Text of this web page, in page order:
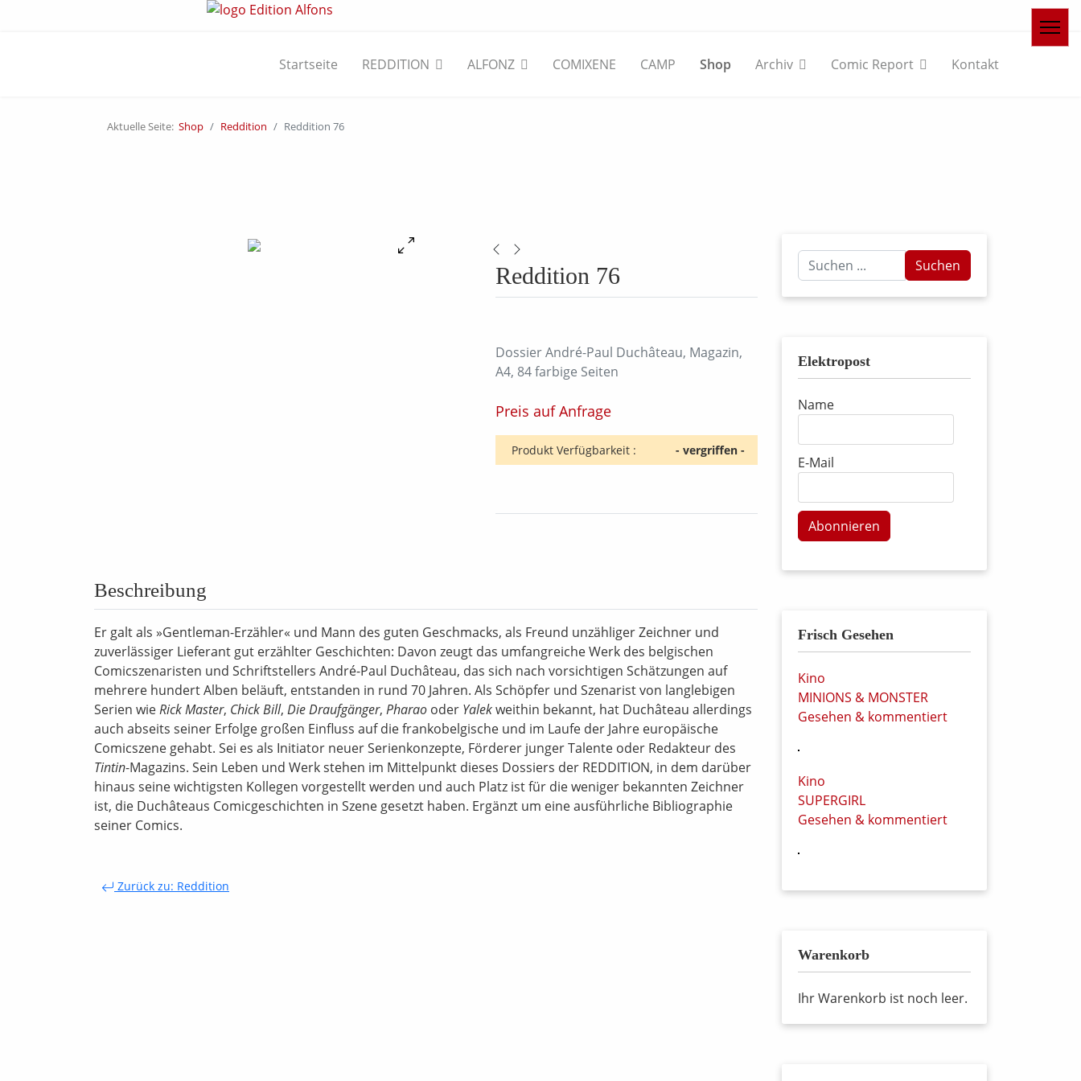
Startseite REDDITION ALFONZ COMIXENE CAMP Shop Archiv Comic Report Kontakt
Aktuelle Seite: Shop Reddition Reddition 76
Reddition 76
Dossier André-Paul Duchâteau, Magazin,
A4, 84 farbige Seiten
Preis auf Anfrage
Produkt Verfügbarkeit : - vergriffen -
Beschreibung
Er galt als »Gentleman-Erzähler« und Mann des guten Geschmacks, als Freund unzähliger Zeichner und
zuverlässiger Lieferant gut erzählter Geschichten: Davon zeugt das umfangreiche Werk des belgischen
Comicszenaristen und Schriftstellers André-Paul Duchâteau, das sich nach vorsichtigen Schätzungen auf
mehrere hundert Alben beläuft, entstanden in rund 70 Jahren. Als Schöpfer und Szenarist von langlebigen
Serien wieRick Master, Chick Bill, Die Draufgänger, Pharao oder Yalekweithin bekannt, hat Duchâteau allerdings
auch abseits seiner Erfolge großen Einfluss auf die frankobelgische und im Laufe der Jahre europäische
Comicszene gehabt. Sei es als Initiator neuer Serienkonzepte, Förderer junger Talente oder Redakteur des
Tintin-Magazins. Sein Leben und Werk stehen im Mittelpunkt dieses Dossiers der REDDITION, in dem darüber
hinaus seine wichtigsten Kollegen vorgestellt werden und auch Platz ist für die weniger bekannten Zeichner
ist, die Duchâteaus Comicgeschichten in Szene gesetzt haben. Ergänzt um eine ausführliche Bibliographie
seiner Comics.
Zurück zu: Reddition
Suchen
...
Suchen
Elektropost
Name
E-Mail
Abonnieren
Frisch Gesehen
Kino
MINIONS & MONSTER
Gesehen & kommentiert
Kino
SUPERGIRL
Gesehen & kommentiert
Warenkorb
Ihr Warenkorb ist noch leer.